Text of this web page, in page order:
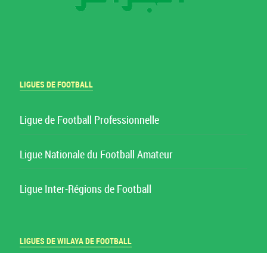
LIGUES DE FOOTBALL
Ligue de Football Professionnelle
Ligue Nationale du Football Amateur
Ligue Inter-Régions de Football
LIGUES DE WILAYA DE FOOTBALL